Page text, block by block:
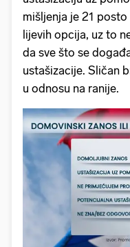
mišljenja je 21
lijevih opcija, uz to
da sve što se
ustašizacije. Sličan
u odnosu na ranije.